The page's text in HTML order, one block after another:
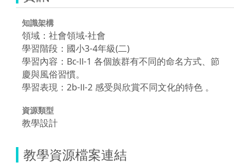
知識架構
領域：社會領域-社會
學習階段：國小3-4年級(二)
學習內容：Bc-Ⅱ-1 各個族群有不同的命名方式、節
慶與風俗習慣。
學習表現：2b-Ⅱ-2 感受與欣賞不同文化的特色 。
資源類型
教學設計
教學資源檔案連結